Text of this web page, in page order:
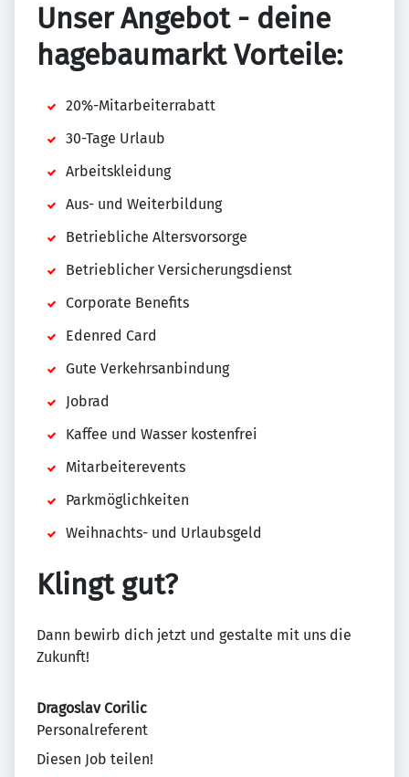
Unser Angebot - deine
hagebaumarkt Vorteile:
20%-Mitarbeiterrabatt
30-Tage Urlaub
Arbeitskleidung
Aus- und Weiterbildung
Betriebliche Altersvorsorge
Betrieblicher Versicherungsdienst
Corporate Benefits
Edenred Card
Gute Verkehrsanbindung
Jobrad
Kaffee und Wasser kostenfrei
Mitarbeiterevents
Parkmöglichkeiten
Weihnachts- und Urlaubsgeld
Klingt gut?
Dann bewirb dich jetzt und gestalte mit uns die
Zukunft!
Dragoslav Corilic
Personalreferent
Diesen Job teilen!